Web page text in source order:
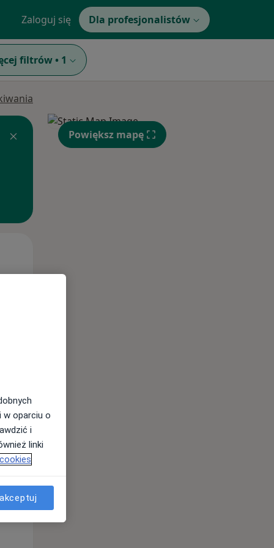
Zaloguj się Dla profesjonalistów
filtrów • 1
Wt,
11 Sie
Powiększ mapę
w oparciu o
i
linki